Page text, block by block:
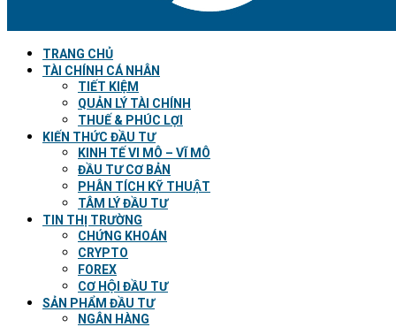
TRANG CHỦ
TÀI CHÍNH CÁ NHÂN
TIẾT KIỆM
QUẢN LÝ TÀI CHÍNH
THUẾ & PHÚC LỢI
KIẾN THỨC ĐẦU TƯ
KINH TẾ VI MÔ – VĨ MÔ
ĐẦU TƯ CƠ BẢN
PHÂN TÍCH KỸ THUẬT
TÂM LÝ ĐẦU TƯ
TIN THỊ TRƯỜNG
CHỨNG KHOÁN
CRYPTO
FOREX
CƠ HỘI ĐẦU TƯ
SẢN PHẨM ĐẦU TƯ
NGÂN HÀNG